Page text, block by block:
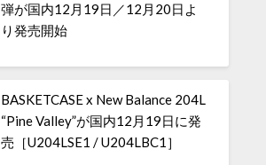
弾が国内12月19日／12月20日よ
り発売開始
BASKETCASE x New Balance 204L
“Pine Valley”が国内12月19日に発
売［U204LSE1 / U204LBC1］